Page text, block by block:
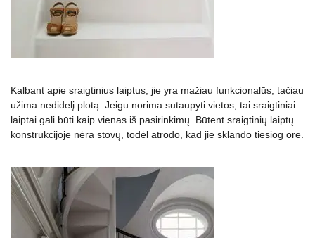
Kalbant apie sraigtinius laiptus, jie yra mažiau funkcionalūs, tačiau
užima nedidelį plotą. Jeigu norima sutaupyti vietos, tai sraigtiniai
laiptai gali būti kaip vienas iš pasirinkimų. Būtent sraigtinių laiptų
konstrukcijoje nėra stovų, todėl atrodo, kad jie sklando tiesiog ore.